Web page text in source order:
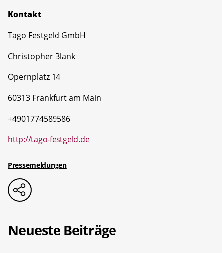
Kontakt
Tago Festgeld GmbH
Christopher Blank
Opernplatz 14
60313 Frankfurt am Main
+4901774589586
http://tago-festgeld.de
Pressemeldungen
Neueste Beiträge